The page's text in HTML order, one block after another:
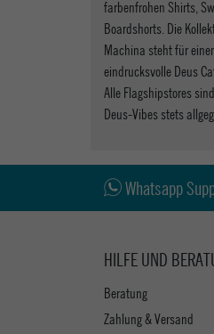
farbenfrohen Shirts,
Boardshorts. Die
Machina steht für
eindrucksvolle Deus
Alle Flagshipstores
Deus-Vibes stets
Whatsapp
HILFE UND
Beratung
Zahlung & Versand